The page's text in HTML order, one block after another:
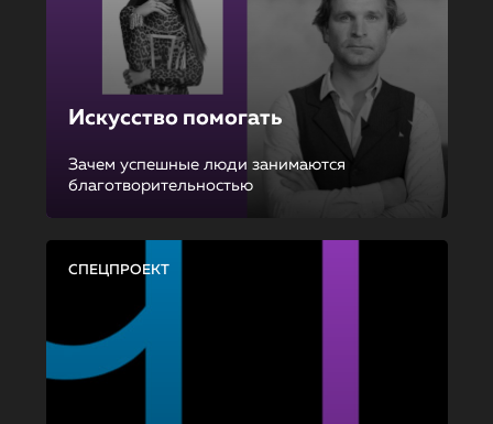
Искусство помогать
Зачем успешные люди занимаются
благотворительностью
СПЕЦПРОЕКТ